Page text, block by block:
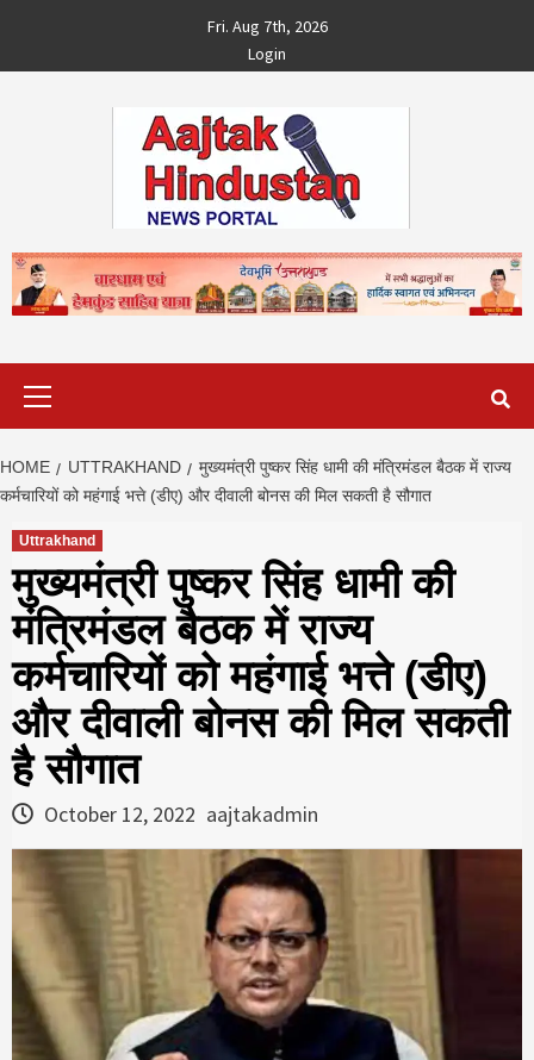
content
Fri. Aug 7th, 2026
Login
HOME UTTRAKHAND
मुख्यमंत्री पुष्कर सिंह धामी की मंत्रिमंडल बैठक में राज्य
कर्मचारियों को महंगाई भत्ते (डीए) और दीवाली बोनस की मिल सकती है सौगात
Uttrakhand
मुख्यमंत्री पुष्कर सिंह धामी की
मंत्रिमंडल बैठक में राज्य
कर्मचारियों को महंगाई भत्ते (डीए)
और दीवाली बोनस की मिल सकती
है सौगात
October 12, 2022 aajtakadmin